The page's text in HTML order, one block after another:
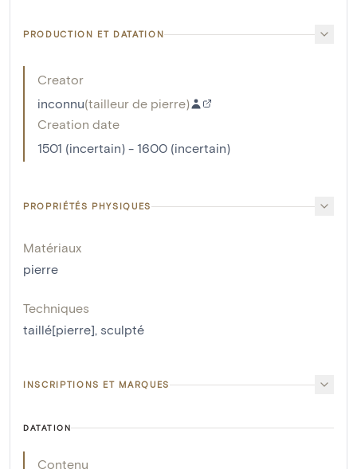
PRODUCTION ET DATATION
Creator
inconnu(tailleur de pierre)
Creation date
1501 (incertain) - 1600 (incertain)
PROPRIÉTÉS PHYSIQUES
Matériaux
pierre
Techniques
taillé[pierre], sculpté
INSCRIPTIONS ET MARQUES
DATATION
Contenu